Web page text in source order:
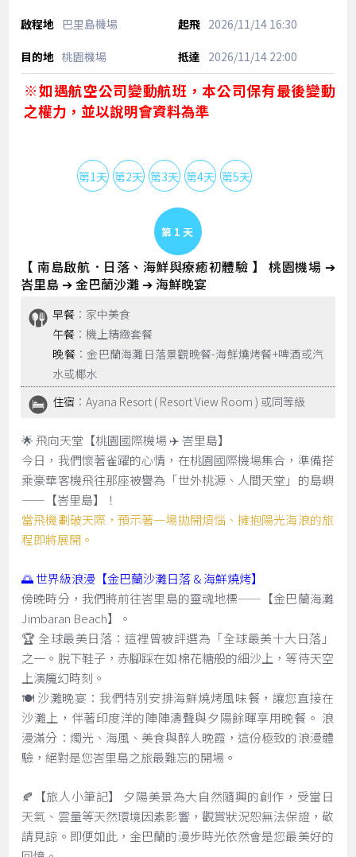
巴里島機場 2026/11/1416:30
桃園機場 2026/11/1422:00
※如遇航空公司變動航班，本公司保有最後變動
之權力，並以說明會資料為準
第1天 第2天 第3天 第4天 第5天
Day 1
【 南島啟航．日落、海鮮與療癒初體驗 】 桃園機場 ➔
峇里島 ➔ 金巴蘭沙灘 ➔ 海鮮晚宴
早餐 ：家中美食
午餐 ：機上精緻套餐
晚餐 ：金巴蘭海灘日落景觀晚餐-海鮮燒烤餐+啤酒或汽
水或椰水
住宿 ：Ayana Resort ( Resort View Room ) 或同等級
🌟 飛向天堂【桃園國際機場 ✈️ 峇里島】
今日，我們懷著雀躍的心情，在桃園國際機場集合，準備搭
乘豪華客機飛往那座被譽為「世外桃源、人間天堂」的島嶼
——【峇里島】！
當飛機劃破天際，預示著一場拋開煩惱、擁抱陽光海浪的旅
程即將展開。
🌅 世界級浪漫【金巴蘭沙灘日落 & 海鮮燒烤】
傍晚時分，我們將前往峇里島的靈魂地標——【金巴蘭海灘
Jimbaran Beach】。
🏆 全球最美日落：這裡曾被評選為「全球最美十大日落」
之一。脫下鞋子，赤腳踩在如棉花糖般的細沙上，等待天空
上演魔幻時刻。
🍽️ 沙灘晚宴：我們特別安排海鮮燒烤風味餐，讓您直接在
沙灘上，伴著印度洋的陣陣濤聲與夕陽餘暉享用晚餐。 浪
漫滿分：燭光、海風、美食與醉人晚霞，這份極致的浪漫體
驗，絕對是您峇里島之旅最難忘的開場。
🍂【旅人小筆記】 夕陽美景為大自然隨興的創作，受當日
天氣、雲量等天然環境因素影響，觀賞狀況恕無法保證，敬
請見諒。即便如此，金巴蘭的漫步時光依然會是您最美好的